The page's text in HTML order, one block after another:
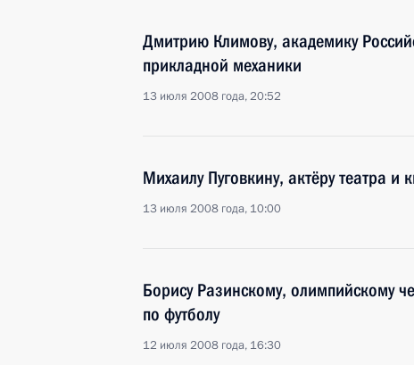
Дмитрию Климову, академику
прикладной механики
13 июля 2008 года, 20:52
Михаилу Пуговкину, актёру театра
13 июля 2008 года, 10:00
Борису Разинскому, олимпийскому
по футболу
12 июля 2008 года, 16:30